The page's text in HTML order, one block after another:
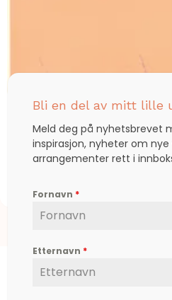
Den som intet våger, intet
Bli en del av mitt lille
Meld deg på nyhetsbrevet
inspirasjon, nyheter om nye
arrangementer rett i
Fornavn *
Etternavn *